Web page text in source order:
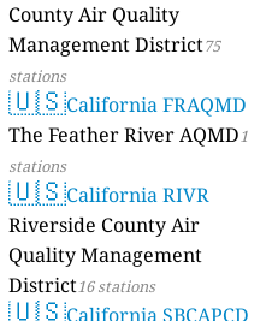
County Air Quality
Management District75
stations
🇺🇸California FRAQMD
The Feather River AQMD1
stations
🇺🇸California RIVR
Riverside County Air
Quality Management
District16 stations
🇺🇸California SBCAPCD